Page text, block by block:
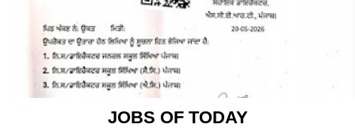
JOBS OF TODAY